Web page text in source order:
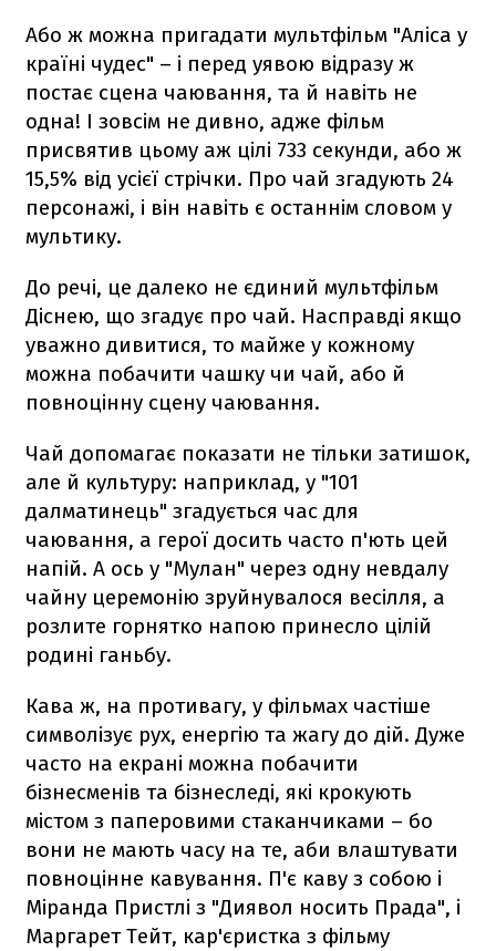
Або ж можна пригадати мультфільм "Аліса у
країні чудес" – і перед уявою відразу ж
постає сцена чаювання, та й навіть не
одна! І зовсім не дивно, адже фільм
присвятив цьому аж цілі 733 секунди, або ж
15,5% від усієї стрічки. Про чай згадують 24
персонажі, і він навіть є останнім словом у
мультику.
До речі, це далеко не єдиний мультфільм
Діснею, що згадує про чай. Насправді якщо
уважно дивитися, то майже у кожному
можна побачити чашку чи чай, або й
повноцінну сцену чаювання.
Чай допомагає показати не тільки затишок,
але й культуру: наприклад, у "101
далматинець" згадується час для
чаювання, а герої досить часто п'ють цей
напій. А ось у "Мулан" через одну невдалу
чайну церемонію зруйнувалося весілля, а
розлите горнятко напою принесло цілій
родині ганьбу.
Кава ж, на противагу, у фільмах частіше
символізує рух, енергію та жагу до дій. Дуже
часто на екрані можна побачити
бізнесменів та бізнеследі, які крокують
містом з паперовими стаканчиками – бо
вони не мають часу на те, аби влаштувати
повноцінне кавування. П'є каву з собою і
Міранда Пристлі з "Диявол носить Прада", і
Маргарет Тейт, кар'єристка з фільму